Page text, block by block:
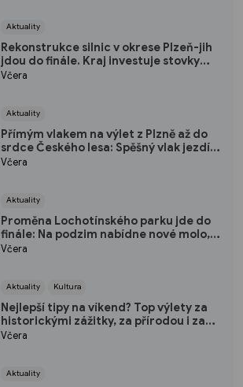
Aktuality
Rekonstrukce silnic v okrese Plzeň-jih
jdou do finále. Kraj investuje stovky
milionů do nových povrchů i moderních
Včera
Aktuality
Přímým vlakem na výlet z Plzně až do
srdce Českého lesa: Spěšný vlak jezdí
každou sobotu až do října
Včera
Aktuality
Proměna Lochotínského parku jde do
finále: Na podzim nabídne nové molo,
cvičební prvky i vodopád
Včera
Aktuality Kultura
Nejlepší tipy na víkend? Top výlety za
historickými zážitky, za přírodou i za
kulturou
Včera
Aktuality